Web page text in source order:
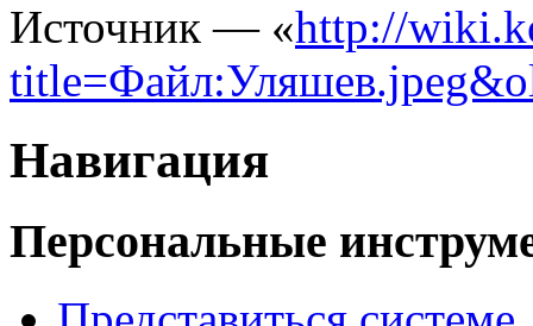
Источник — «http://
Навигация
Персональные